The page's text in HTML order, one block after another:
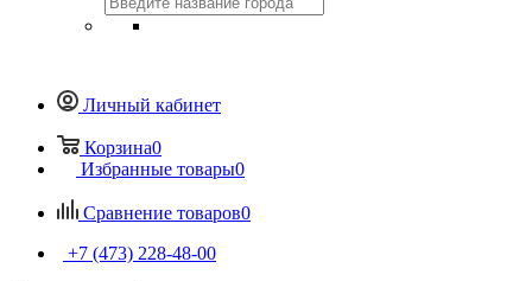
Личный кабинет
Корзина0
Избранные товары0
Сравнение товаров0
+7 (473) 228-48-00